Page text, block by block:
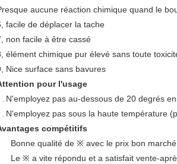
aucune réaction chimique quand le
facile de déplacer la tache
non facile à être cassé
élément chimique pur élevé sans toute
Nice surface sans bavures
pour l'usage
. N'employez pas au-dessous de 20 degrés
. N'employez pas sous la haute température
compétitifs
Bonne qualité de ※ avec le prix bon marché
Le ※ a vite répondu et a satisfait vente-